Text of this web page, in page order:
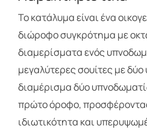
Το κατάλυμα είναι ένα
διώροφο συγκρότημα με
διαμερίσματα ενός
μεγαλύτερες σουίτες με
διαμέρισμα δύο
πρώτο όροφο,
ιδιωτικότητα και